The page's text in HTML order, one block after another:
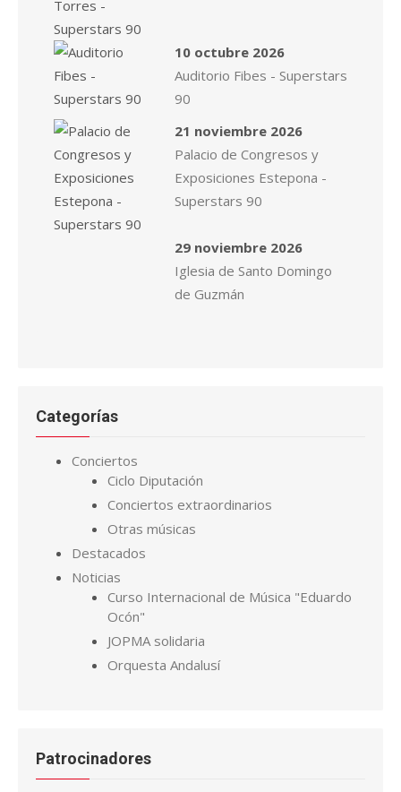
10 octubre 2026
Auditorio Fibes - Superstars
90
21 noviembre 2026
Palacio de Congresos y
Exposiciones Estepona -
Superstars 90
29 noviembre 2026
Iglesia de Santo Domingo
de Guzmán
Categorías
Conciertos
Ciclo Diputación
Conciertos extraordinarios
Otras músicas
Destacados
Noticias
Curso Internacional de Música "Eduardo
Ocón"
JOPMA solidaria
Orquesta Andalusí
Patrocinadores